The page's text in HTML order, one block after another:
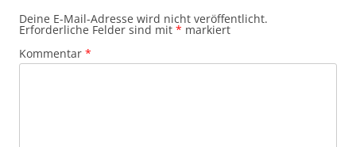
Deine E-Mail-Adresse wird nicht veröffentlicht.
Erforderliche Felder sind mit * markiert
Kommentar *